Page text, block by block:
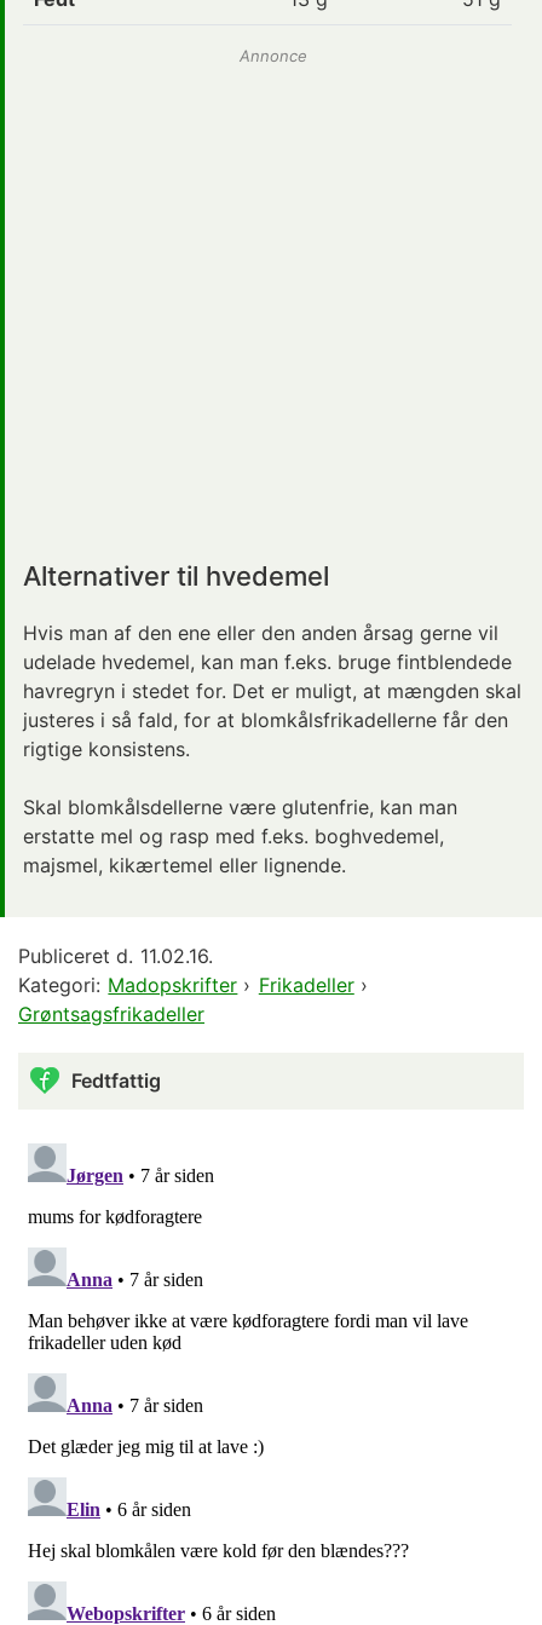
Annonce
Alternativer til hvedemel
Hvis man af den ene eller den anden årsag gerne vil
udelade hvedemel, kan man f.eks. bruge fintblendede
havregryn i stedet for. Det er muligt, at mængden skal
justeres i så fald, for at blomkålsfrikadellerne får den
rigtige konsistens.
Skal blomkålsdellerne være glutenfrie, kan man
erstatte mel og rasp med f.eks. boghvedemel,
majsmel, kikærtemel eller lignende.
Publiceret d. 11.02.16.
Kategori: Madopskrifter › Frikadeller›
Grøntsagsfrikadeller
Fedtfattig